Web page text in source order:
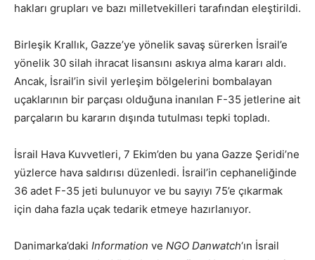
hakları grupları ve bazı milletvekilleri tarafından eleştirildi.
Birleşik Krallık, Gazze’ye yönelik savaş sürerken İsrail’e
yönelik 30 silah ihracat lisansını askıya alma kararı aldı.
Ancak, İsrail’in sivil yerleşim bölgelerini bombalayan
uçaklarının bir parçası olduğuna inanılan F-35 jetlerine ait
parçaların bu kararın dışında tutulması tepki topladı.
İsrail Hava Kuvvetleri, 7 Ekim’den bu yana Gazze Şeridi’ne
yüzlerce hava saldırısı düzenledi. İsrail’in cephaneliğinde
36 adet F-35 jeti bulunuyor ve bu sayıyı 75’e çıkarmak
için daha fazla uçak tedarik etmeye hazırlanıyor.
Danimarka’daki Information ve NGO Danwatch‘ın İsrail